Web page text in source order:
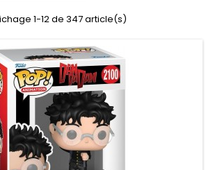
1-12 de 347 article(s)